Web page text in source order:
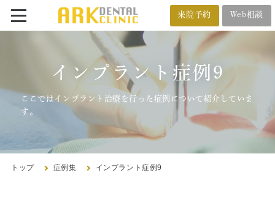
番町オフィス
BANCHO OFFICE
03-5212-4618
来院予約 Web相談
オンライン相談
インプラント症例9
ここではインプラント治療を行った症例について紹介していま
す。
トップ 症例集 インプラント症例9